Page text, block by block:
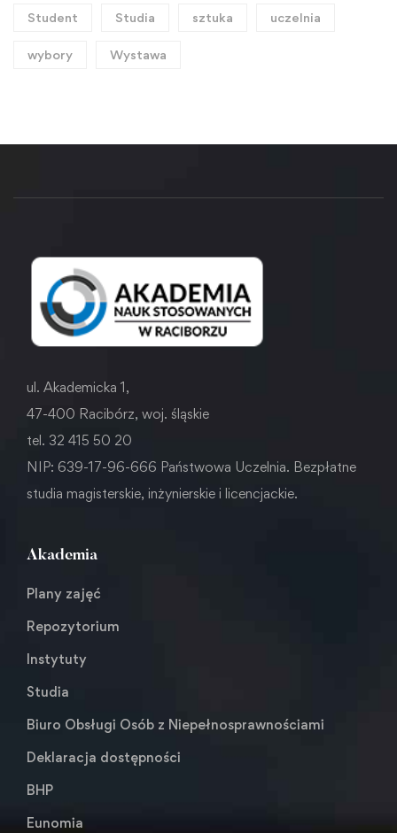
Student Studia sztuka uczelnia
wybory Wystawa
ul. Akademicka 1,
47-400 Racibórz, woj. śląskie
tel. 32 415 50 20
NIP: 639-17-96-666 Państwowa Uczelnia. Bezpłatne
studia magisterskie, inżynierskie i licencjackie.
Akademia
Plany zajęć
Repozytorium
Instytuty
Studia
Biuro Obsługi Osób z Niepełnosprawnościami
Deklaracja dostępności
BHP
Eunomia